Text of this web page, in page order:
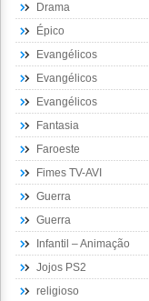
Drama
Épico
Evangélicos
Evangélicos
Evangélicos
Fantasia
Faroeste
Fimes TV-AVI
Guerra
Guerra
Infantil – Animação
Jojos PS2
religioso